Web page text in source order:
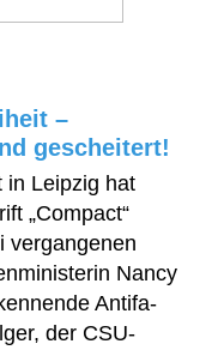
–
gescheitert!
in Leipzig hat
„Compact“
vergangenen
Nancy
Antifa-
der CSU-